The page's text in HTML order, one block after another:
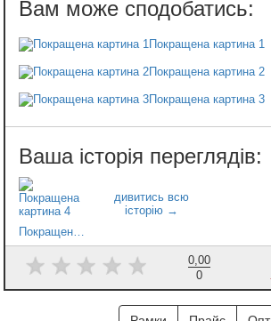
Покращена картина 1
Покращена картина 2
Покращена картина 3
0,00
0